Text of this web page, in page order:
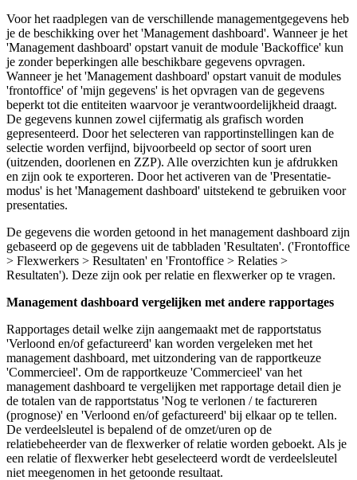
Voor het raadplegen van de verschillende managementgegevens heb
je de beschikking over het 'Management dashboard'. Wanneer je het
'Management dashboard' opstart vanuit de module 'Backoffice' kun
je zonder beperkingen alle beschikbare gegevens opvragen.
Wanneer je het 'Management dashboard' opstart vanuit de modules
'frontoffice' of 'mijn gegevens' is het opvragen van de gegevens
beperkt tot die entiteiten waarvoor je verantwoordelijkheid draagt.
De gegevens kunnen zowel cijfermatig als grafisch worden
gepresenteerd. Door het selecteren van rapportinstellingen kan de
selectie worden verfijnd, bijvoorbeeld op sector of soort uren
(uitzenden, doorlenen en ZZP). Alle overzichten kun je afdrukken
en zijn ook te exporteren. Door het activeren van de 'Presentatie-
modus' is het 'Management dashboard' uitstekend te gebruiken voor
presentaties.
De gegevens die worden getoond in het management dashboard zijn
gebaseerd op de gegevens uit de tabbladen 'Resultaten'. ('Frontoffice
> Flexwerkers > Resultaten' en 'Frontoffice > Relaties >
Resultaten'). Deze zijn ook per relatie en flexwerker op te vragen.
Management dashboard vergelijken met andere rapportages
Rapportages detail welke zijn aangemaakt met de rapportstatus
'Verloond en/of gefactureerd' kan worden vergeleken met het
management dashboard, met uitzondering van de rapportkeuze
'Commercieel'. Om de rapportkeuze 'Commercieel' van het
management dashboard te vergelijken met rapportage detail dien je
de totalen van de rapportstatus 'Nog te verlonen / te factureren
(prognose)' en 'Verloond en/of gefactureerd' bij elkaar op te tellen.
De verdeelsleutel is bepalend of de omzet/uren op de
relatiebeheerder van de flexwerker of relatie worden geboekt. Als je
een relatie of flexwerker hebt geselecteerd wordt de verdeelsleutel
niet meegenomen in het getoonde resultaat.